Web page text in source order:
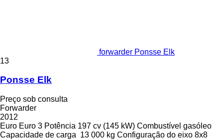
forwarder Ponsse Elk
13
Ponsse Elk
Preço sob consulta
Forwarder
2012
Euro Euro 3 Potência 197 cv (145 kW) Combustível gasóleo
Capacidade de carga 13 000 kg Configuração do eixo 8x8